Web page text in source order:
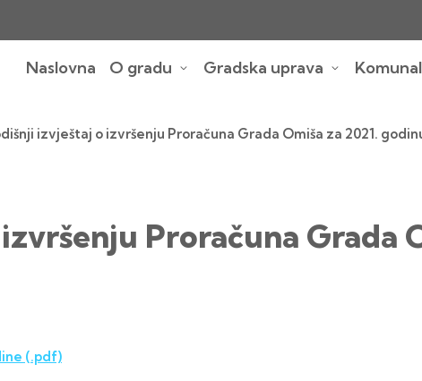
Naslovna O gradu Gradska uprava
izvještaj o izvršenju Proračuna Grada Omiša za 2021.
Proračuna Grada
(.pdf)